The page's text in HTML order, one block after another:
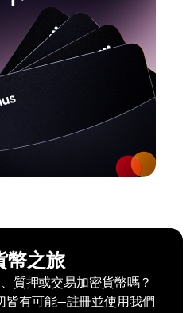
幣之旅
質押或交易加密貨幣嗎？
有可能—註冊並使用我們